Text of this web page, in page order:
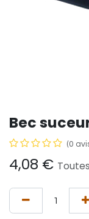
Bec suceur
(0
4,08 €